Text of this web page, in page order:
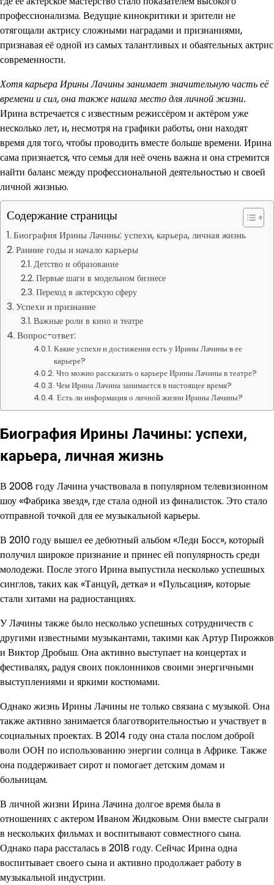
профессионализма. Ведущие кинокритики и зрители не
отягощали актрису сложными наградами и признаниями,
признавая её одной из самых талантливых и обаятельных актрис
современности.
Хотя карьера Ирины Лачины занимает значительную часть её
времени и сил, она также нашла место для личной жизни.
Ирина встречается с известным режиссёром и актёром уже
несколько лет, и, несмотря на графики работы, они находят
время для того, чтобы проводить вместе больше времени. Ирина
сама признается, что семья для неё очень важна и она стремится
найти баланс между профессиональной деятельностью и своей
личной жизнью.
Содержание страницы
Биография Ирины Лачины: успехи, карьера, личная жизнь
Ранние годы и начало карьеры
Детство и образование
Первые шаги в модельном бизнесе
Переход в актерскую сферу
Успехи и признание
Важные роли в кино и театре
Вопрос-ответ:
Какие успехи и достижения есть у Ирины Лачины в ее
карьере?
Что можно рассказать о карьере Ирины Лачины в театре?
Чем Ирина Лачина занимается в настоящее время?
Есть ли информация о личной жизни Ирины Лачины?
Биография Ирины Лачины: успехи,
карьера, личная жизнь
В 2008 году Лачина участвовала в популярном телевизионном
шоу «Фабрика звезд», где стала одной из финалисток. Это стало
отправной точкой для ее музыкальной карьеры.
В 2010 году вышел ее дебютный альбом «Леди Босс», который
получил широкое признание и принес ей популярность среди
молодежи. После этого Ирина выпустила несколько успешных
синглов, таких как «Танцуй, детка» и «Пульсация», которые
стали хитами на радиостанциях.
У Лачины также было несколько успешных сотрудничеств с
другими известными музыкантами, такими как Артур Пирожков
и Виктор Дробыш. Она активно выступает на концертах и
фестивалях, радуя своих поклонников своими энергичными
выступлениями и яркими костюмами.
Однако жизнь Ирины Лачины не только связана с музыкой. Она
также активно занимается благотворительностью и участвует в
социальных проектах. В 2014 году она стала послом доброй
воли ООН по использованию энергии солнца в Африке. Также
она поддерживает сирот и помогает детским домам и
больницам.
В личной жизни Ирина Лачина долгое время была в
отношениях с актером Иваном Жидковым. Они вместе сыграли
в нескольких фильмах и воспитывают совместного сына.
Однако пара рассталась в 2018 году. Сейчас Ирина одна
воспитывает своего сына и активно продолжает работу в
музыкальной индустрии.